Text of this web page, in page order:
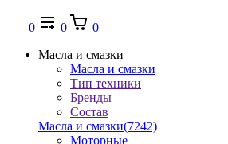
0 0
0
Масла и смазки
Масла и смазки
Тип техники
Бренды
Состав
Масла и смазки(7242)
Моторные